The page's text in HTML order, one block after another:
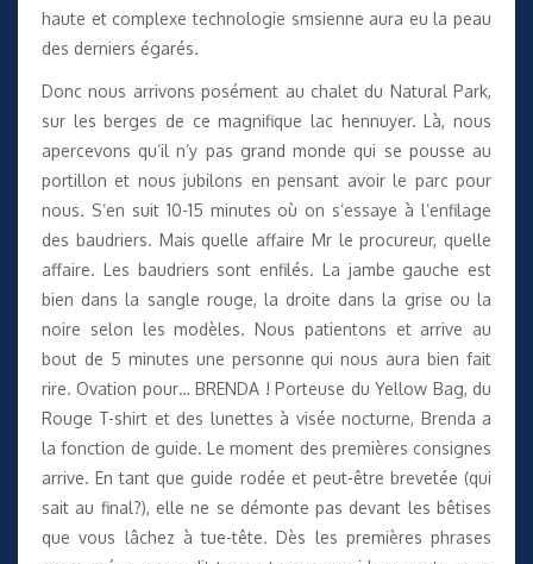
haute et complexe technologie smsienne aura eu la peau
des derniers égarés.
Donc nous arrivons posément au chalet du Natural Park,
sur les berges de ce magnifique lac hennuyer. Là, nous
apercevons qu’il n’y pas grand monde qui se pousse au
portillon et nous jubilons en pensant avoir le parc pour
nous. S’en suit 10-15 minutes où on s’essaye à l’enfilage
des baudriers. Mais quelle affaire Mr le procureur, quelle
affaire. Les baudriers sont enfilés. La jambe gauche est
bien dans la sangle rouge, la droite dans la grise ou la
noire selon les modèles. Nous patientons et arrive au
bout de 5 minutes une personne qui nous aura bien fait
rire. Ovation pour… BRENDA ! Porteuse du Yellow Bag, du
Rouge T-shirt et des lunettes à visée nocturne, Brenda a
la fonction de guide. Le moment des premières consignes
arrive. En tant que guide rodée et peut-être brevetée (qui
sait au final?), elle ne se démonte pas devant les bêtises
que vous lâchez à tue-tête. Dès les premières phrases